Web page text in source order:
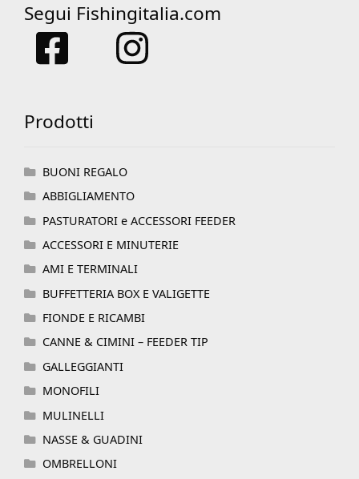
Segui Fishingitalia.com
Prodotti
BUONI REGALO
ABBIGLIAMENTO
PASTURATORI e ACCESSORI FEEDER
ACCESSORI E MINUTERIE
AMI E TERMINALI
BUFFETTERIA BOX E VALIGETTE
FIONDE E RICAMBI
CANNE & CIMINI – FEEDER TIP
GALLEGGIANTI
MONOFILI
MULINELLI
NASSE & GUADINI
OMBRELLONI